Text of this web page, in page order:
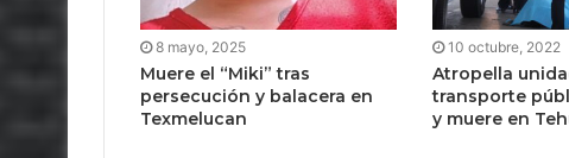
8 mayo, 2025
Muere el “Miki” tras
persecución y balacera en
Texmelucan
10 octubre, 2022
Atropella
transporte
y muere en